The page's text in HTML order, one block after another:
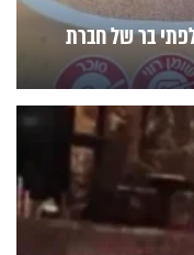
בר של חברת